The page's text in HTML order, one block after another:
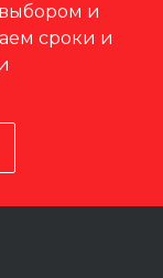
и
сроки и